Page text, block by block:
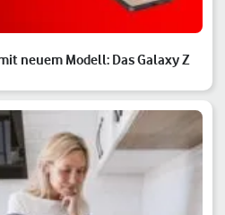
neuem Modell: Das Galaxy Z